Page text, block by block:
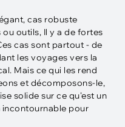
cas robuste
outils, Il y a de fortes
cas sont partout - de
les voyages vers la
Mais ce qui les rend
et décomposons-le,
solide sur ce qu'est un
incontournable pour